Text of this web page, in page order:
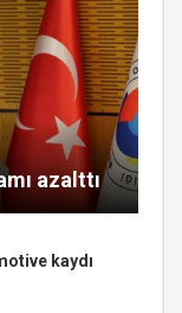
azalttı
kaydı